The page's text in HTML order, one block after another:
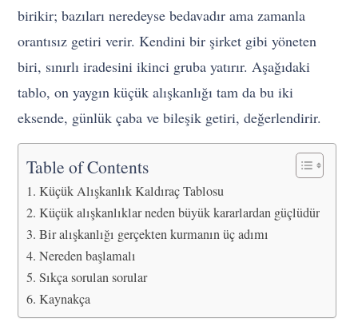
birikir; bazıları neredeyse bedavadır ama zamanla
orantısız getiri verir. Kendini bir şirket gibi yöneten
biri, sınırlı iradesini ikinci gruba yatırır. Aşağıdaki
tablo, on yaygın küçük alışkanlığı tam da bu iki
eksende, günlük çaba ve bileşik getiri, değerlendirir.
Table of Contents
Küçük Alışkanlık Kaldıraç Tablosu
Küçük alışkanlıklar neden büyük kararlardan güçlüdür
Bir alışkanlığı gerçekten kurmanın üç adımı
Nereden başlamalı
Sıkça sorulan sorular
Kaynakça